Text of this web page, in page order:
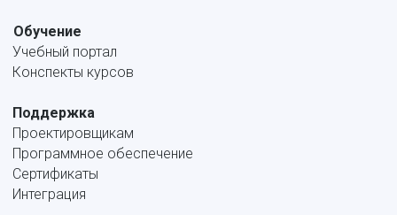
Обучение
Учебный портал
Конспекты курсов
Поддержка
Проектировщикам
Программное обеспечение
Сертификаты
Интеграция